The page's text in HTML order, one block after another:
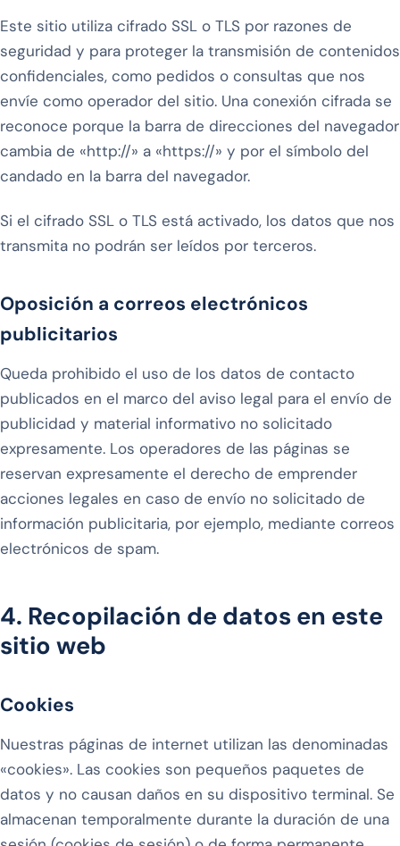
Este sitio utiliza cifrado SSL o TLS por razones de
seguridad y para proteger la transmisión de contenidos
confidenciales, como pedidos o consultas que nos
envíe como operador del sitio. Una conexión cifrada se
reconoce porque la barra de direcciones del navegador
cambia de «http://» a «https://» y por el símbolo del
candado en la barra del navegador.
Si el cifrado SSL o TLS está activado, los datos que nos
transmita no podrán ser leídos por terceros.
Oposición a correos electrónicos
publicitarios
Queda prohibido el uso de los datos de contacto
publicados en el marco del aviso legal para el envío de
publicidad y material informativo no solicitado
expresamente. Los operadores de las páginas se
reservan expresamente el derecho de emprender
acciones legales en caso de envío no solicitado de
información publicitaria, por ejemplo, mediante correos
electrónicos de spam.
4. Recopilación de datos en este
sitio web
Cookies
Nuestras páginas de internet utilizan las denominadas
«cookies». Las cookies son pequeños paquetes de
datos y no causan daños en su dispositivo terminal. Se
almacenan temporalmente durante la duración de una